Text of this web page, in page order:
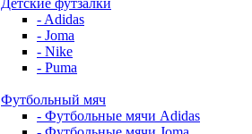
- Adidas
- Joma
- Nike
- Puma
Футбольный мяч
- Футбольные мячи Adidas